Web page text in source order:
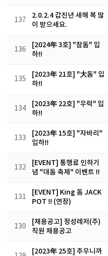
137
2.0.2.4 갑진년 새해 복 많
이 받으세요.
136
[2024年 3호] "참돔" 입
하!!
135
[2023年 21호] "大돔" 입
하!!
134
[2023年 22호] "우럭" 입
하!!
133
[2023年 15호] "자바리"
입하!!
132
[EVENT] 통행료 인하기
념 "대돔 축제" 이벤트 !!
131
[EVENT] King 돔 JACK
POT !! (연장)
130
[채용공고] 정성레저(주)
직원 채용공고
[2023年 25호] 추우니까